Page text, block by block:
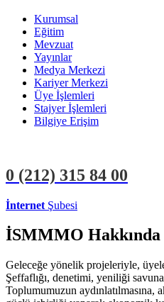
Kurumsal
Eğitim
Mevzuat
Yayınlar
Medya Merkezi
Kariyer Merkezi
Üye İşlemleri
Stajyer İşlemleri
Bilgiye Erişim
0 (212) 315 84 00
İnternet Şubesi
İSMMMO Hakkında
Geleceğe yönelik projeleriyle,
Şeffaflığı, denetimi, yeniliği
Toplumumuzun